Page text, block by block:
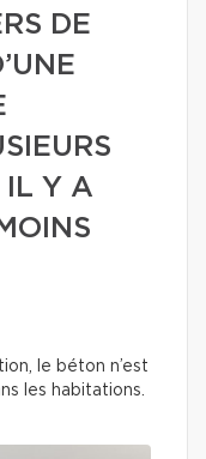
DE
IL Y A
le béton n’est
les habitations.